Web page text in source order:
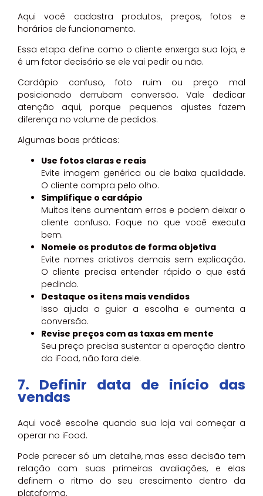
Aqui você cadastra produtos, preços, fotos e
horários de funcionamento.
Essa etapa define como o cliente enxerga sua loja, e
é um fator decisório se ele vai pedir ou não.
Cardápio confuso, foto ruim ou preço mal
posicionado derrubam conversão. Vale dedicar
atenção aqui, porque pequenos ajustes fazem
diferença no volume de pedidos.
Algumas boas práticas:
Use fotos claras e reais
Evite imagem genérica ou de baixa qualidade.
O cliente compra pelo olho.
Simplifique o cardápio
Muitos itens aumentam erros e podem deixar o
cliente confuso. Foque no que você executa
bem.
Nomeie os produtos de forma objetiva
Evite nomes criativos demais sem explicação.
O cliente precisa entender rápido o que está
pedindo.
Destaque os itens mais vendidos
Isso ajuda a guiar a escolha e aumenta a
conversão.
Revise preços com as taxas em mente
Seu preço precisa sustentar a operação dentro
do iFood, não fora dele.
7. Definir data de início das
vendas
Aqui você escolhe quando sua loja vai começar a
operar no iFood.
Pode parecer só um detalhe, mas essa decisão tem
relação com suas primeiras avaliações, e elas
definem o ritmo do seu crescimento dentro da
plataforma.